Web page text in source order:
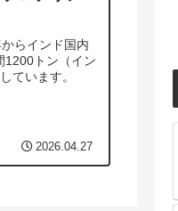
らインド国内
1200トン（イン
ています。
2026.04.27